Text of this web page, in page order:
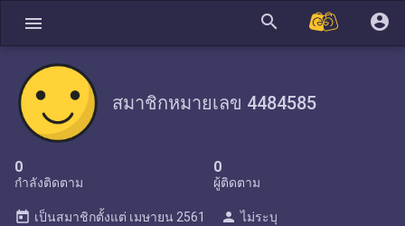
menu search account_circle
สมาชิกหมายเลข 4484585
0
กำลังติดตาม
0
ผู้ติดตาม
today เป็นสมาชิกตั้งแต่ เมษายน 2561 person ไม่ระบุ